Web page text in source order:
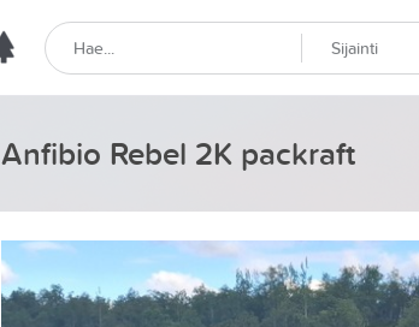
Anfibio Rebel 2K packraft